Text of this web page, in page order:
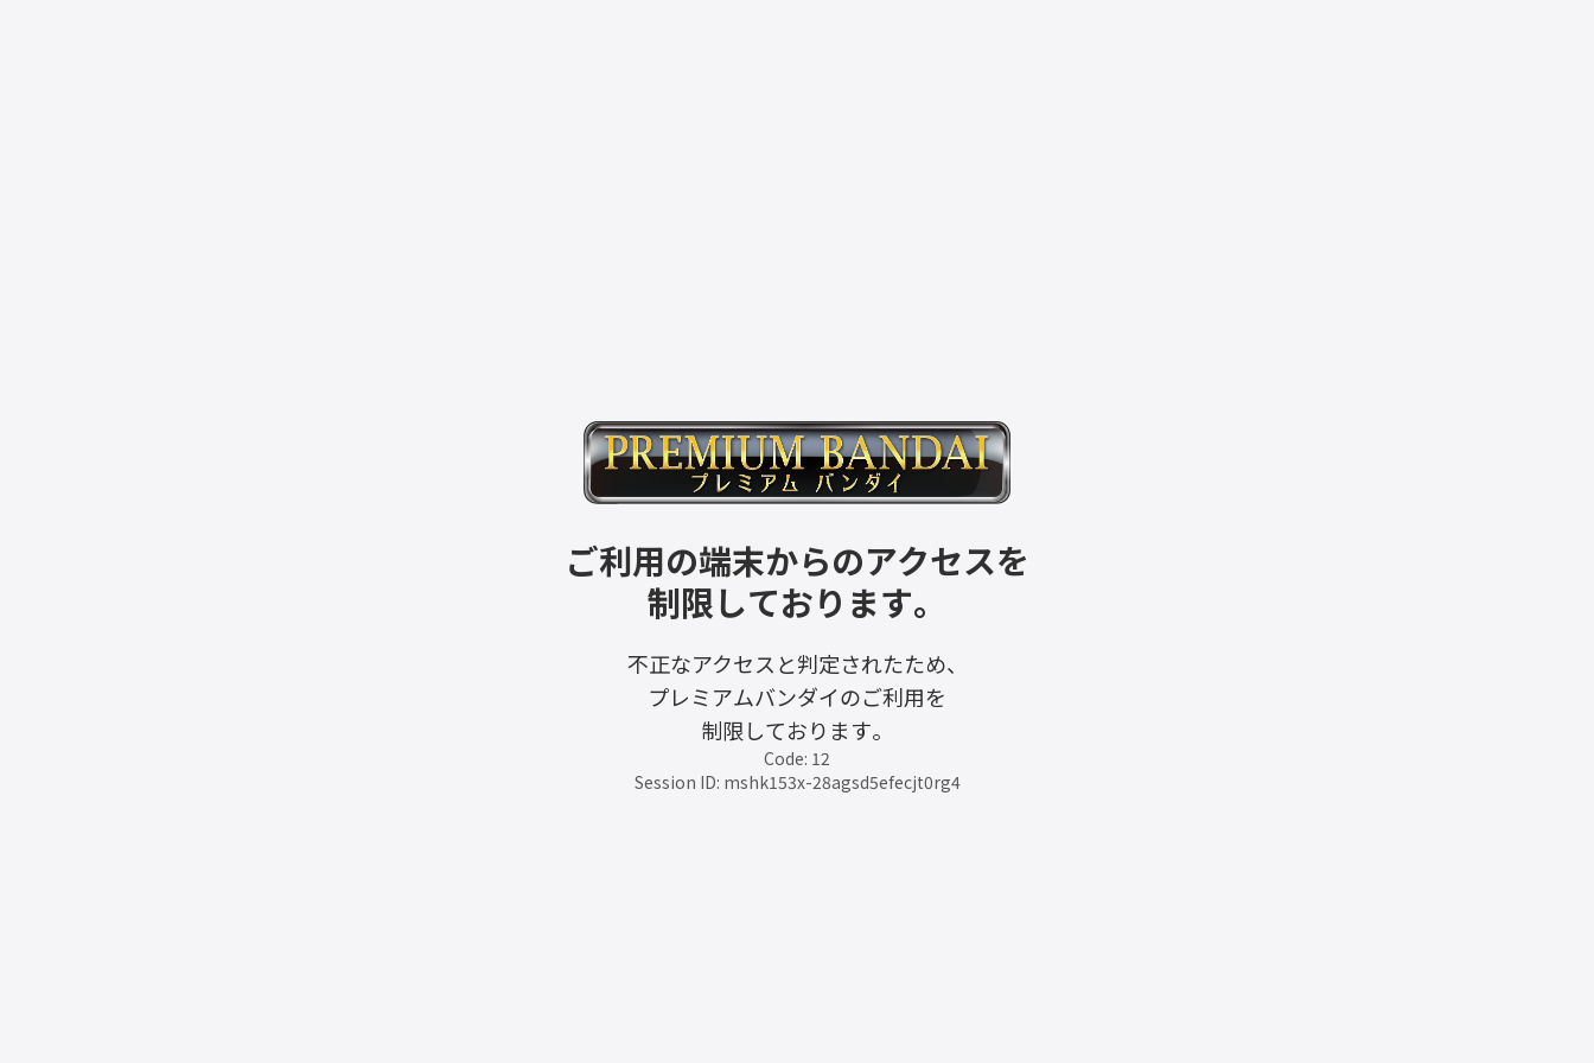
ご利用の端末からのアクセスを
制限しております。
不正なアクセスと判定されたため、
プレミアムバンダイのご利用を
制限しております。
Code: 12
Session ID: mshk153x-28agsd5efecjt0rg4